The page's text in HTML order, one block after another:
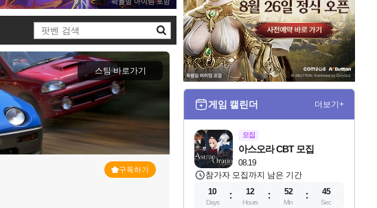
검
색
스팀 바로가기
구독하기
게임 캘린더 더보기+
모집
08.19
아스오라 CBT 모집
참가자 모집까지 남은 기간
10
Days
12
Hours
52
Min
44
Sec